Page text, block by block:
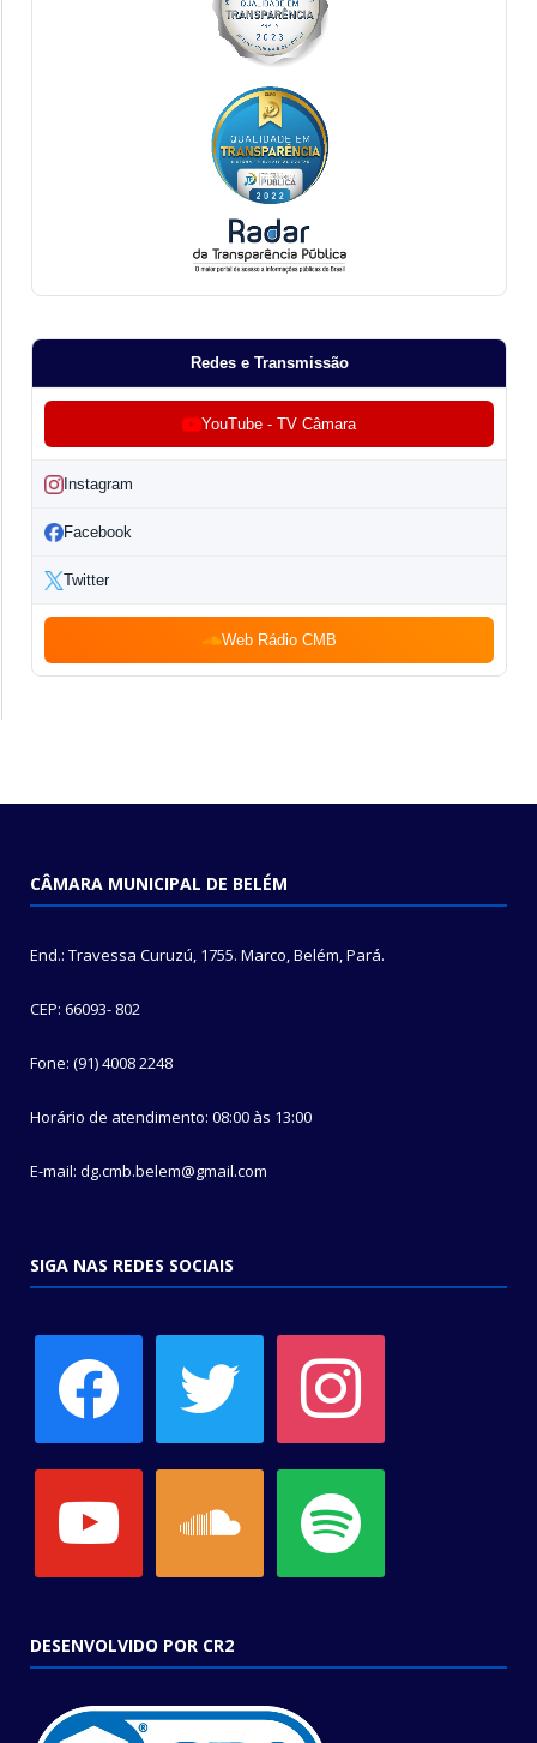
Redes e Transmissão
YouTube - TV Câmara
Instagram
Facebook
Twitter
Web Rádio CMB
CÂMARA MUNICIPAL DE BELÉM
End.: Travessa Curuzú, 1755. Marco, Belém, Pará.
CEP: 66093- 802
Fone: (91) 4008 2248
Horário de atendimento: 08:00 às 13:00
E-mail: dg.cmb.belem@gmail.com
SIGA NAS REDES SOCIAIS
DESENVOLVIDO POR CR2